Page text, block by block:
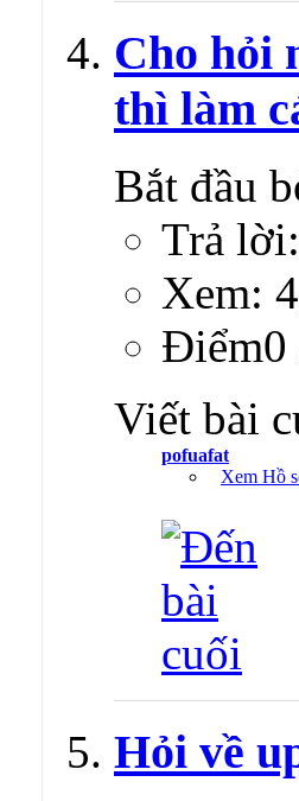
Cho hỏi
thì làm
Bắt đầu
Trả lời:
Xem:
Ðiểm0
Viết bài
pofuafat
Xem Hồ
Hỏi về